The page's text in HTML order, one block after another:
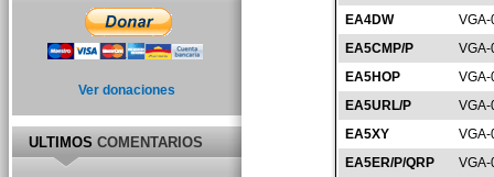
EA4DW
EA5CMP/P
EA5HOP
EA5URL/P
EA5XY
EA5ER/P/QRP
Ver donaciones
ULTIMOSCOMENTARIOS